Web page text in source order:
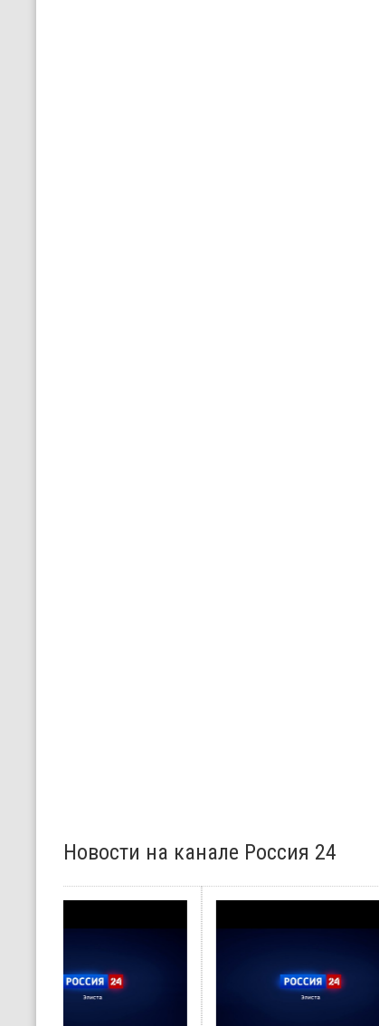
Новости на канале Россия 24